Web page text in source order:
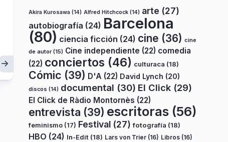
Akira Kurosawa (14) Alfred Hitchcock (14) arte (27)
autobiografía (24) Barcelona
(80) ciencia ficción (24) cine (36) cine
de autor(15) Cine independiente (22) comedia
(22) conciertos (46) culturaca (18)
Cómic (39) D'A (22) David Lynch (20)
discos (14) documental (30) El Click (29)
El Click de Ràdio Montornès (22)
entrevista (39) escritoras (56)
feminismo (17) Festival (27) fotografía (18)
HBO (24) In-Edit (18) Lars von Trier (16) Libros (16)